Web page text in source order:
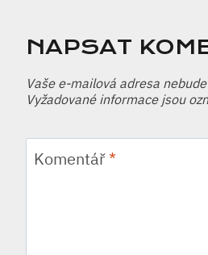
NAPSAT
Vaše e-mailová adresa
Vyžadované informace jsou
Komentář*